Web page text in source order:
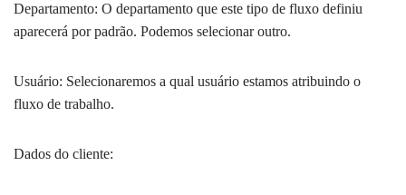
Departamento: O departamento que este tipo de fluxo definiu
aparecerá por padrão. Podemos selecionar outro.
Usuário: Selecionaremos a qual usuário estamos atribuindo o
fluxo de trabalho.
Dados do cliente: